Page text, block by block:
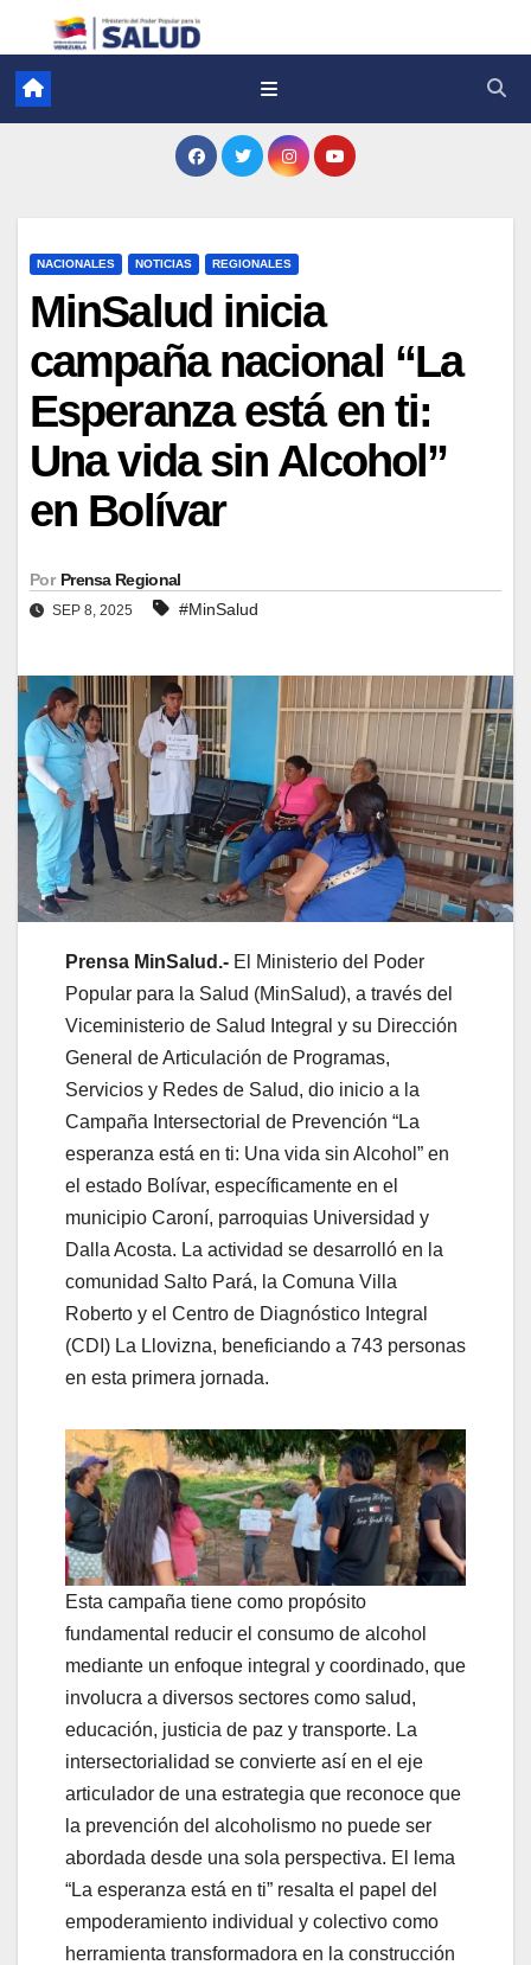
NACIONALES NOTICIAS REGIONALES
MinSalud inicia
campaña nacional “La
Esperanza está en ti:
Una vida sin Alcohol”
en Bolívar
Por Prensa Regional
SEP 8, 2025 #MinSalud
Prensa MinSalud.- El Ministerio del Poder
Popular para la Salud (MinSalud), a través del
Viceministerio de Salud Integral y su Dirección
General de Articulación de Programas,
Servicios y Redes de Salud, dio inicio a la
Campaña Intersectorial de Prevención “La
esperanza está en ti: Una vida sin Alcohol” en
el estado Bolívar, específicamente en el
municipio Caroní, parroquias Universidad y
Dalla Acosta. La actividad se desarrolló en la
comunidad Salto Pará, la Comuna Villa
Roberto y el Centro de Diagnóstico Integral
(CDI) La Llovizna, beneficiando a 743 personas
en esta primera jornada.
Esta campaña tiene como propósito
fundamental reducir el consumo de alcohol
mediante un enfoque integral y coordinado, que
involucra a diversos sectores como salud,
educación, justicia de paz y transporte. La
intersectorialidad se convierte así en el eje
articulador de una estrategia que reconoce que
la prevención del alcoholismo no puede ser
abordada desde una sola perspectiva. El lema
“La esperanza está en ti” resalta el papel del
empoderamiento individual y colectivo como
herramienta transformadora en la construcción